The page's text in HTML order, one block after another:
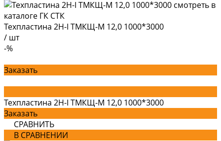
Техпластина 2Н-I ТМКЩ-М 12,0 1000*3000
/ шт
-%
Заказать
Техпластина 2Н-I ТМКЩ-М 12,0 1000*3000
Заказать
СРАВНИТЬ
В СРАВНЕНИИ